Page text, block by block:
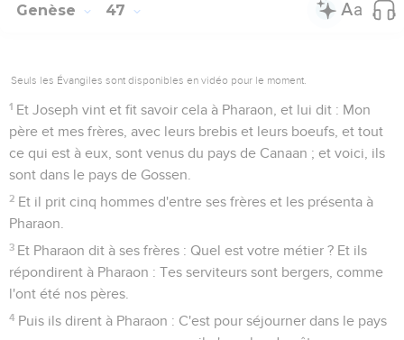
Genèse 47
Seuls les Évangiles sont disponibles en vidéo pour le moment.
1 Et Joseph vint et fit savoir cela à Pharaon, et lui dit : Mon
père et mes frères, avec leurs brebis et leurs boeufs, et tout
ce qui est à eux, sont venus du pays de Canaan ; et voici, ils
sont dans le pays de Gossen.
2 Et il prit cinq hommes d'entre ses frères et les présenta à
Pharaon.
3 Et Pharaon dit à ses frères : Quel est votre métier ? Et ils
répondirent à Pharaon : Tes serviteurs sont bergers, comme
l'ont été nos pères.
4 Puis ils dirent à Pharaon : C'est pour séjourner dans le pays